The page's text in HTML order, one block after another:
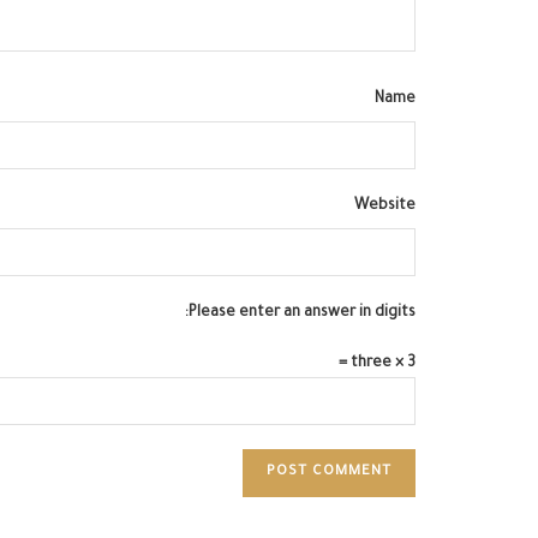
Name
Website
Please enter an answer in digits:
3 × three =